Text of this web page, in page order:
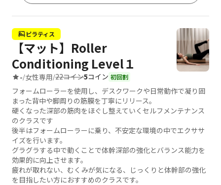
ピラティス
【マット】Roller
Conditioning Level１
-/女性専用/22コイン5コイン 初回割
フォームローラーを使用し、デスクワークや日常動作で凝り固
まった背中や脚周りの筋膜を丁寧にリリース。
硬くなった深部の筋肉をほぐし整えていくセルフメンテナンス
のクラスです
後半はフォームローラーに乗り、不安定な環境の中でエクササ
イズを行います。
グラグラする中で動くことで体幹深部の強化とバランス能力を
効果的に向上させます。
疲れが取れない、むくみが気になる、じっくりと体幹部の強化
を目指したい方におすすめのクラスです。